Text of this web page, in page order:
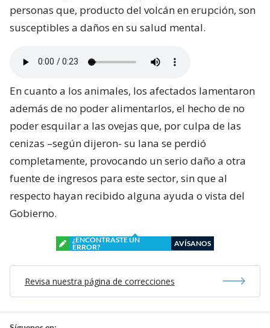
personas que, producto del volcán en erupción, son
susceptibles a daños en su salud mental.
En cuanto a los animales, los afectados lamentaron
además de no poder alimentarlos, el hecho de no
poder esquilar a las ovejas que, por culpa de las
cenizas –según dijeron- su lana se perdió
completamente, provocando un serio daño a otra
fuente de ingresos para este sector, sin que al
respecto hayan recibido alguna ayuda o vista del
Gobierno.
¿ENCONTRASTE UN
ERROR?
AVÍSANOS
Revisa nuestra página de correcciones